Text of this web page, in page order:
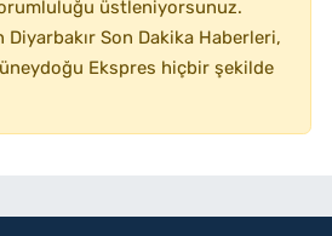
üstleniyorsunuz.
Diyarbakır Son Dakika Haberleri,
Ekspres hiçbir şekilde